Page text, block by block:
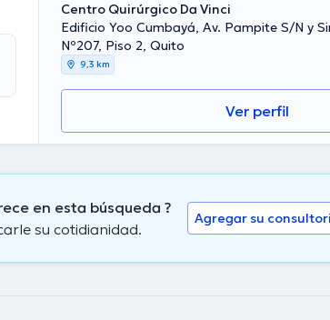
Centro Quirúrgico Da Vinci
Edificio Yoo Cumbayá, Av. Pampite S/N y
Nº207, Piso 2, Quito
9,3 km
Ver perfil
en esta búsqueda ?
su cotidianidad.
Agregar su